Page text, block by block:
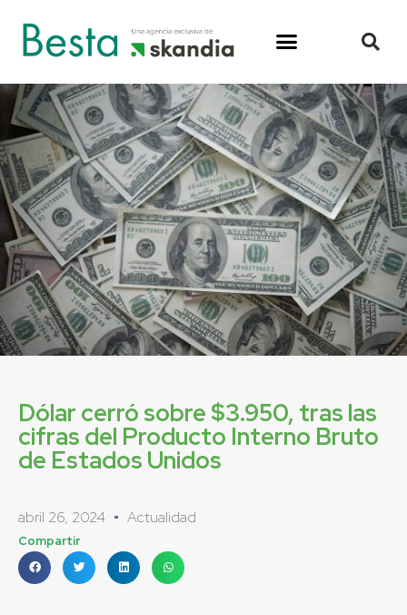
Dólar cerró sobre $3.950, tras las
cifras del Producto Interno Bruto
de Estados Unidos
abril 26, 2024 Actualidad
Compartir